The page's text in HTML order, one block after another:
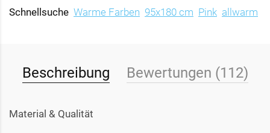
Schnellsuche Warme Farben 95x180 cm Pink allwarm
Beschreibung Bewertungen (112)
Material & Qualität